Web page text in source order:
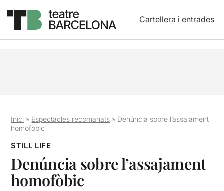
Cartellera i entrades
Inici » Espectacles recomanats » Denúncia sobre l’assajament
homofòbic
STILL LIFE
Denúncia sobre l’assajament
homofòbic